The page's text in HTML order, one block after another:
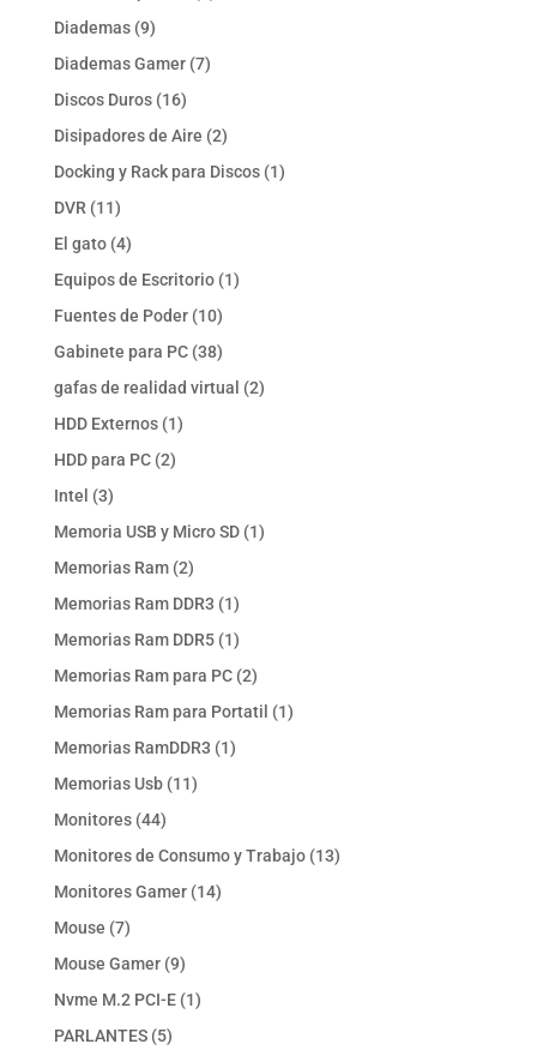
Diademas 99
productos
Diademas Gamer 77
Discos Duros 1616
productos
Disipadores de Aire 22
productos
Docking y Rack para Discos 11
DVR 1111
productos
El gato 44
productos
Equipos de Escritorio 11
Fuentes de Poder 1010
productos
Gabinete para PC 3838
productos
gafas de realidad virtual 22
HDD Externos 11
HDD para PC 22
Intel 33
productos
Memoria USB y Micro SD 11
Memorias Ram 22
productos
Memorias Ram DDR3 11
producto
Memorias Ram DDR5 11
producto
Memorias Ram para PC 22
productos
Memorias Ram para Portatil 11
Memorias RamDDR3 11
Memorias Usb 1111
Monitores 4444
productos
Monitores de Consumo y Trabajo 1313
Monitores Gamer 1414
Mouse 77
productos
Mouse Gamer 99
productos
Nvme M.2 PCI-E 11
PARLANTES 55